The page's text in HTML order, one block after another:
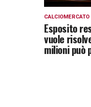
CALCIOMERCATO
Esposito
vuole
milioni può